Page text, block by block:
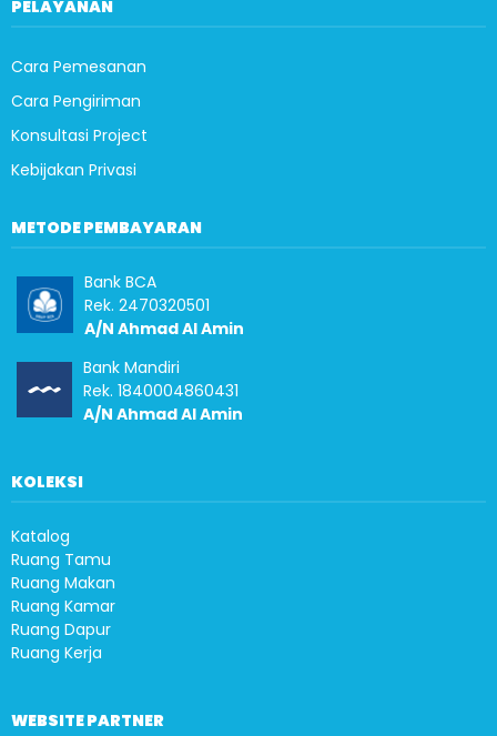
PELAYANAN
Cara Pemesanan
Cara Pengiriman
Konsultasi Project
Kebijakan Privasi
METODE PEMBAYARAN
Bank BCA
Rek. 2470320501
A/N Ahmad Al Amin
Bank Mandiri
Rek. 1840004860431
A/N Ahmad Al Amin
KOLEKSI
Katalog
Ruang Tamu
Ruang Makan
Ruang Kamar
Ruang Dapur
Ruang Kerja
WEBSITE PARTNER